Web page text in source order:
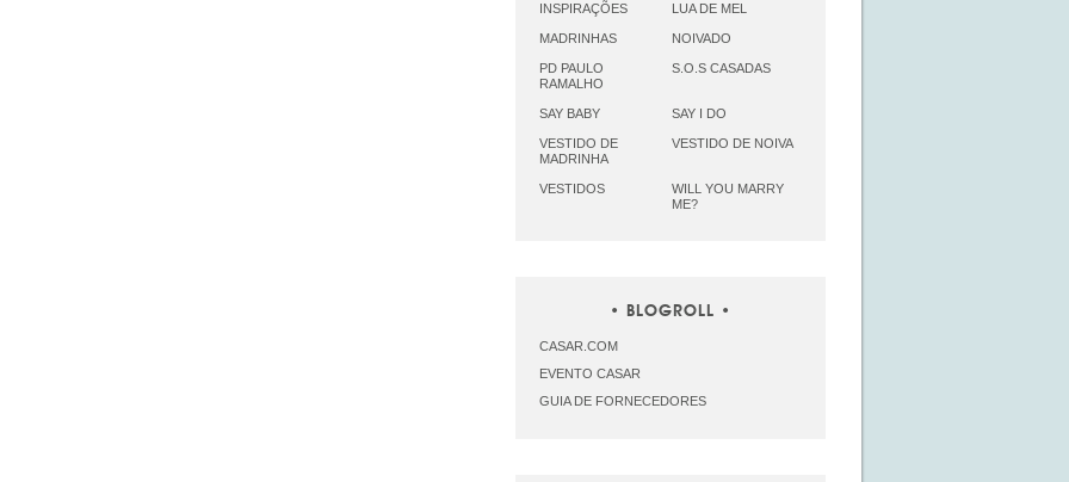
INSPIRAÇÕES LUA DE MEL
MADRINHAS NOIVADO
PD PAULO
RAMALHO
S.O.S CASADAS
SAY BABY SAY I DO
VESTIDO DE
MADRINHA
VESTIDO DE NOIVA
VESTIDOS
WILL YOU MARRY
ME?
BLOGROLL
CASAR.COM
EVENTO CASAR
GUIA DE FORNECEDORES